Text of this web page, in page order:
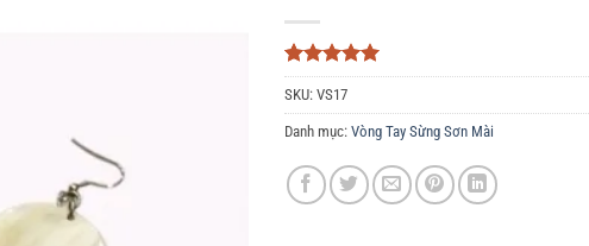
5trên 5
dựa trên
3
đánh giá
SKU: VS17
Danh mục: Vòng Tay Sừng Sơn Mài